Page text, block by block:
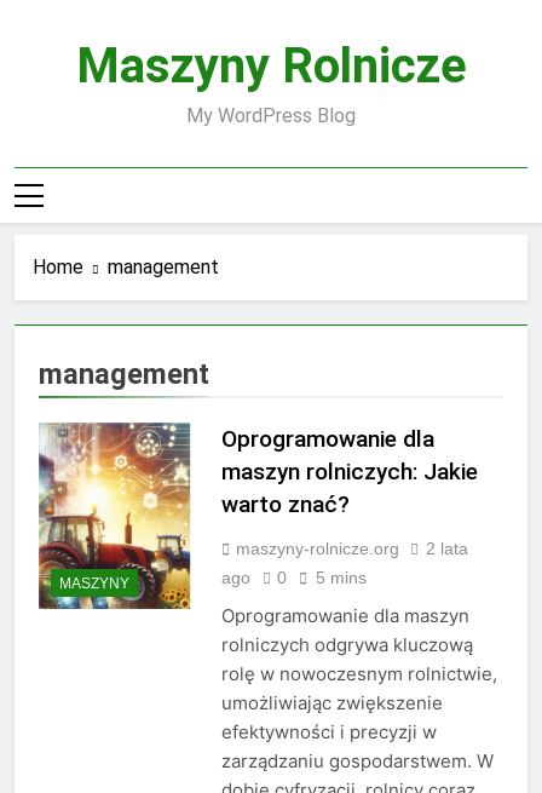
Maszyny Rolnicze
My WordPress Blog
Home management
management
MASZYNY
Oprogramowanie dla
maszyn rolniczych: Jakie
warto znać?
maszyny-rolnicze.org
2 lata
ago
0 5 mins
Oprogramowanie dla maszyn
rolniczych odgrywa kluczową
rolę w nowoczesnym rolnictwie,
umożliwiając zwiększenie
efektywności i precyzji w
zarządzaniu gospodarstwem. W